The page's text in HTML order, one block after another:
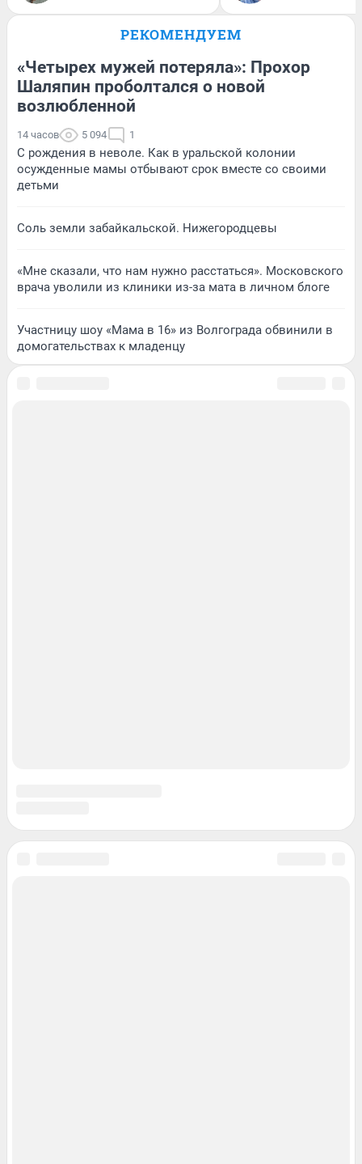
РЕКОМЕНДУЕМ
«Четырех мужей потеряла»: Прохор
Шаляпин проболтался о новой
возлюбленной
14 часов 5 094 1
С рождения в неволе. Как в уральской колонии
осужденные мамы отбывают срок вместе со своими
детьми
Соль земли забайкальской. Нижегородцевы
«Мне сказали, что нам нужно расстаться». Московского
врача уволили из клиники из-за мата в личном блоге
Участницу шоу «Мама в 16» из Волгограда обвинили в
домогательствах к младенцу